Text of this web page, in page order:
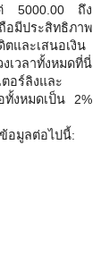
ต่ 5000.00 ถึง
มีประสิทธิภาพ
ตและเสนอเงิน
วลาทั้งหมดที่นี่
อร์ลิงและ
ทั้งหมดเป็น 2%
ข้อมูลต่อไปนี้: